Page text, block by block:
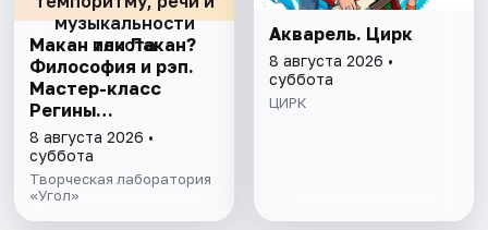
музыкальности
текста
Макан или Лакан?
Философия и рэп.
Мастер-класс
Регины
Рокитянской по
темпоритму, речи и
музыкальности
текста
8 августа 2026 •
суббота
Творческая лаборатория
«Угол»
Акварель. Цирк
8 августа 2026 •
суббота
ЦИРК